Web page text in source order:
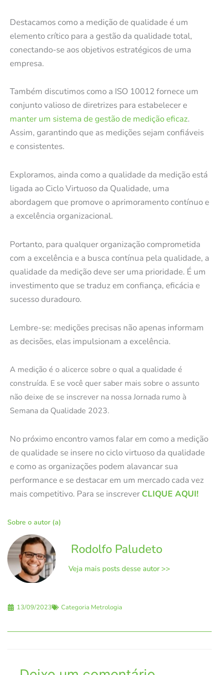
Destacamos como a medição de qualidade é um
elemento crítico para a gestão da qualidade total,
conectando-se aos objetivos estratégicos de uma
empresa.
Também discutimos como a ISO 10012 fornece um
conjunto valioso de diretrizes para estabelecer e
manter um sistema de gestão de medição eficaz.
Assim, garantindo que as medições sejam confiáveis
e consistentes.
Exploramos, ainda como a qualidade da medição está
ligada ao Ciclo Virtuoso da Qualidade, uma
abordagem que promove o aprimoramento contínuo e
a excelência organizacional.
Portanto, para qualquer organização comprometida
com a excelência e a busca contínua pela qualidade, a
qualidade da medição deve ser uma prioridade. É um
investimento que se traduz em confiança, eficácia e
sucesso duradouro.
Lembre-se: medições precisas não apenas informam
as decisões, elas impulsionam a excelência.
A medição é o alicerce sobre o qual a qualidade é
construída. E se você quer saber mais sobre o assunto
não deixe de se inscrever na nossa Jornada rumo à
Semana da Qualidade 2023.
No próximo encontro vamos falar em como a medição
de qualidade se insere no ciclo virtuoso da qualidade
e como as organizações podem alavancar sua
performance e se destacar em um mercado cada vez
mais competitivo. Para se inscrever CLIQUE AQUI!
Sobre o autor (a)
Rodolfo Paludeto
Veja mais posts desse autor >>
13/09/2023 Categoria Metrologia